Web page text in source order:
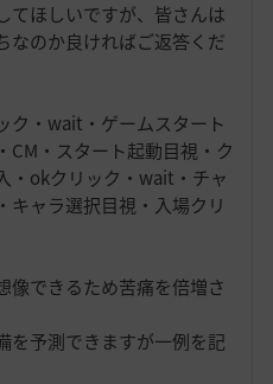
入
り
てほしいですが、皆さんは
なのか良ければご返答くだ
ク・wait・ゲームスタート
・スタート起動目視・ク
・okクリック・wait・チャ
キャラ選択目視・入場クリ
像できるため苦痛を倍増さ
を予測できますが一例を記